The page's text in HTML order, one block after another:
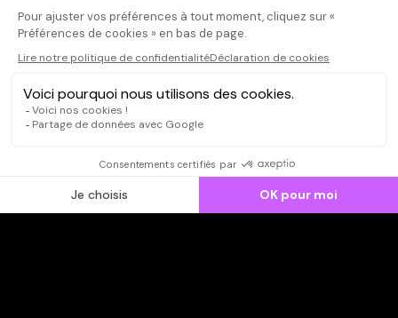
CONNEXION
Qui sommes-nous ?